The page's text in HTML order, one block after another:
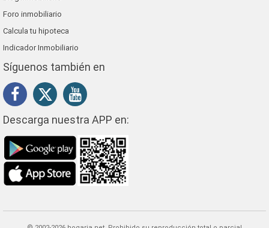
Foro inmobiliario
Calcula tu hipoteca
Indicador Inmobiliario
Síguenos también en
Descarga nuestra APP en: